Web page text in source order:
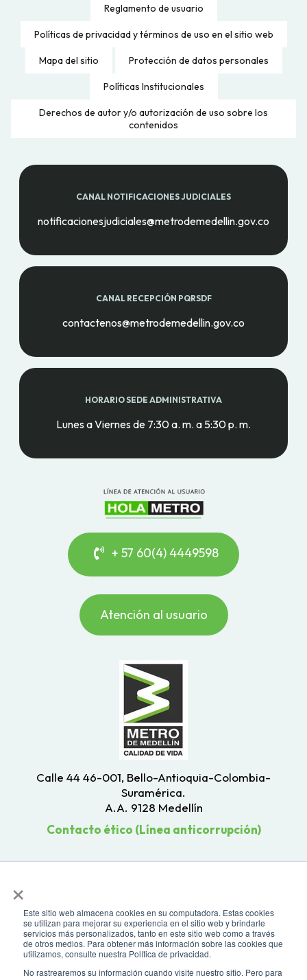
×
Este sitio web almacena cookies en su computadora. Estas cookies
se utilizan para mejorar su experiencia en el sitio web y brindarle
servicios más personalizados, tanto en este sitio web como a través
de otros medios. Para obtener más información sobre las cookies que
utilizamos, consulte nuestra Política de privacidad.
No rastrearemos su información cuando visite nuestro sitio. Pero para
Reglamento de usuario
Políticas de privacidad y términos de uso en el sitio web
Mapa del sitio Protección de datos personales
Políticas Institucionales
Derechos de autor y/o autorización de uso sobre los
contenidos
CANAL NOTIFICACIONES JUDICIALES
notificacionesjudiciales@metrodemedellin.gov.co
CANAL RECEPCIÓN PQRSDF
contactenos@metrodemedellin.gov.co
HORARIO SEDE ADMINISTRATIVA
Lunes a Viernes de 7:30 a. m. a 5:30 p. m.
+ 57 60(4) 4449598
Atención al usuario
Calle 44 46-001, Bello-Antioquia-Colombia-
Suramérica.
A.A. 9128 Medellín
Contacto ético (Línea anticorrupción)